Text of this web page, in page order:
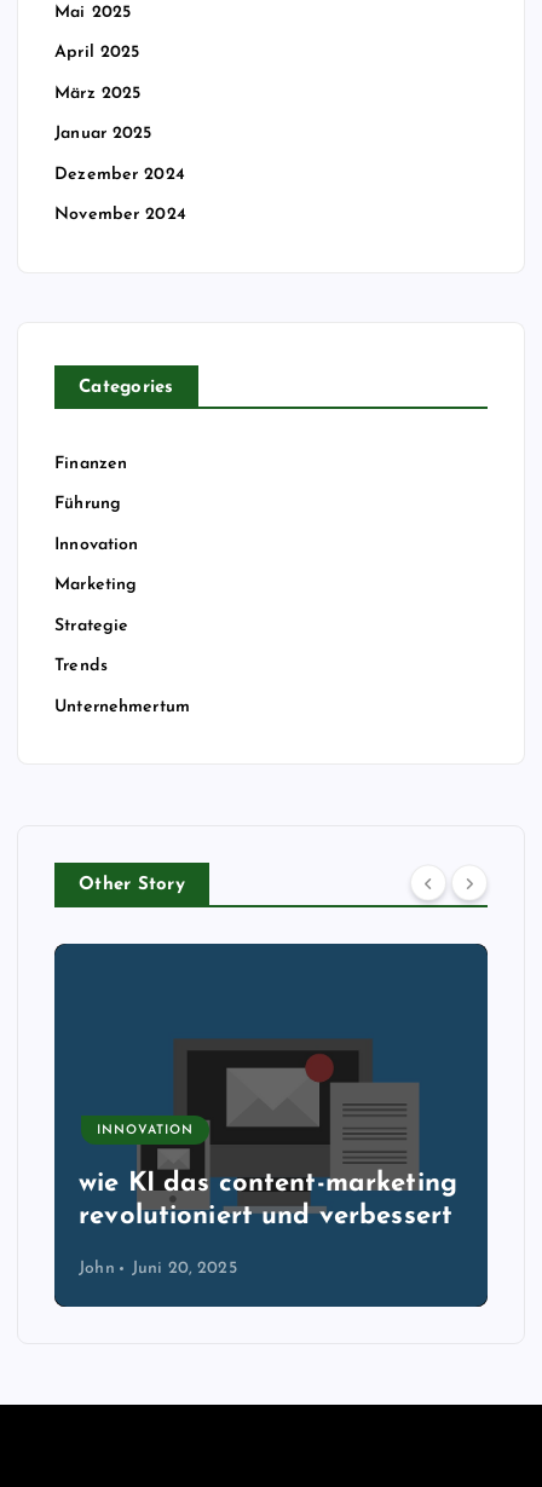
Mai 2025
April 2025
März 2025
Januar 2025
Dezember 2024
November 2024
Categories
Finanzen
Führung
Innovation
Marketing
Strategie
Trends
Unternehmertum
Other Story
INNOVATION
wie KI das content-marketing
revolutioniert und verbessert
John Juni 20, 2025